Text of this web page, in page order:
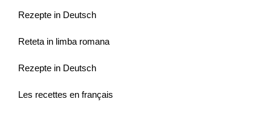
Rezepte in Deutsch
Reteta in limba romana
Rezepte in Deutsch
Les recettes en français